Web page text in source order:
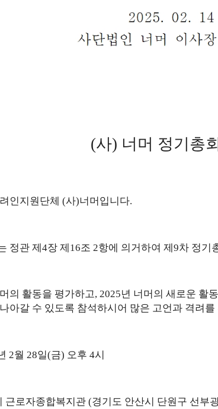
(사) 너머 정기총
인지원단체 (사)너머입니다.
정관 제4장 제 16조 2항에 의거하여 제9차 정기
의 활동을 평가하고, 2025년 너머의 새로운 활
아갈 수 있도록 참석하시어 많은 고언과 격려
2월 28일(금) 오후 4시
근로자종합복지관 (경기도 안산시 단원구 선부